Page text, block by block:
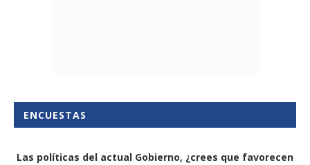
ENCUESTAS
Las políticas del actual Gobierno, ¿crees que favorecen